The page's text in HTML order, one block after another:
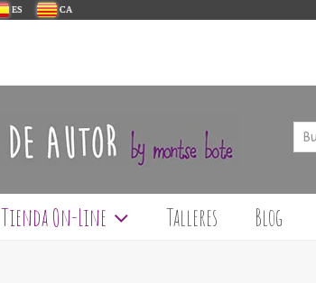
ES CA
Tienda On-Line Talleres Blog